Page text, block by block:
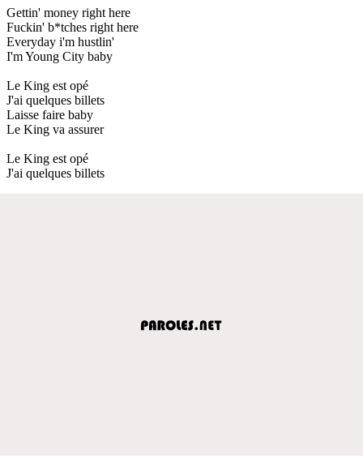
Gettin' money right here
Fuckin' b*tches right here
Everyday i'm hustlin'
I'm Young City baby
Le King est opé
J'ai quelques billets
Laisse faire baby
Le King va assurer
Le King est opé
J'ai quelques billets